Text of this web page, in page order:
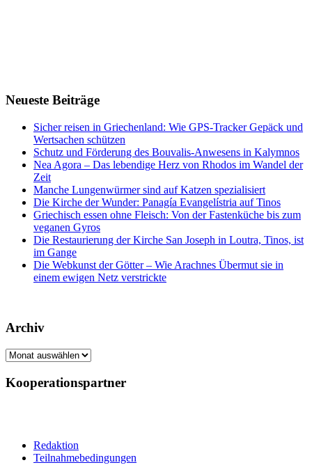
Neueste Beiträge
Sicher reisen in Griechenland: Wie GPS-Tracker Gepäck und
Wertsachen schützen
Schutz und Förderung des Bouvalis-Anwesens in Kalymnos
Nea Agora – Das lebendige Herz von Rhodos im Wandel der
Zeit
Manche Lungenwürmer sind auf Katzen spezialisiert
Die Kirche der Wunder: Panagía Evangelístria auf Tinos
Griechisch essen ohne Fleisch: Von der Fastenküche bis zum
veganen Gyros
Die Restaurierung der Kirche San Joseph in Loutra, Tinos, ist
im Gange
Die Webkunst der Götter – Wie Arachnes Übermut sie in
einem ewigen Netz verstrickte
Archiv
Archiv
Kooperationspartner
Redaktion
Teilnahmebedingungen